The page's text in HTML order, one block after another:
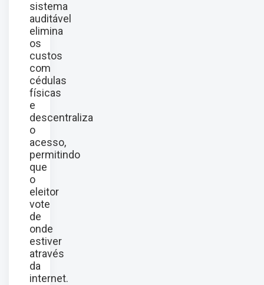
sistema
auditável
elimina
os
custos
com
cédulas
físicas
e
descentraliza
o
acesso,
permitindo
que
o
eleitor
vote
de
onde
estiver
através
da
internet.